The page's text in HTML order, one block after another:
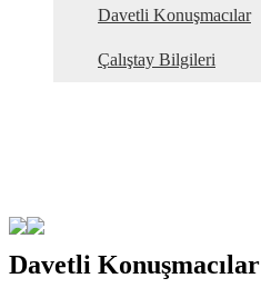
Davetli Konuşmacılar
Çalıştay Bilgileri
Davetli Konuşmacılar